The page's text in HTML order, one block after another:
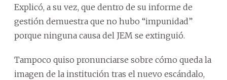
Explicó, a su vez, que dentro de su informe de
gestión demuestra que no hubo “impunidad”
porque ninguna causa del JEM se extinguió.
Tampoco quiso pronunciarse sobre cómo queda la
imagen de la institución tras el nuevo escándalo,